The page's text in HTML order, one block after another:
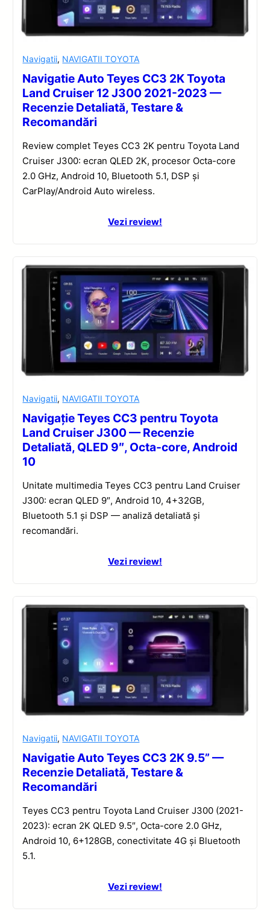
Navigatii, NAVIGATII TOYOTA
Navigatie Auto Teyes CC3 2K Toyota
Land Cruiser 12 J300 2021-2023 —
Recenzie Detaliată, Testare &
Recomandări
Review complet Teyes CC3 2K pentru Toyota Land
Cruiser J300: ecran QLED 2K, procesor Octa-core
2.0 GHz, Android 10, Bluetooth 5.1, DSP și
CarPlay/Android Auto wireless.
Vezi review!
Navigatii, NAVIGATII TOYOTA
Navigație Teyes CC3 pentru Toyota
Land Cruiser J300 — Recenzie
Detaliată, QLED 9″, Octa-core, Android
10
Unitate multimedia Teyes CC3 pentru Land Cruiser
J300: ecran QLED 9″, Android 10, 4+32GB,
Bluetooth 5.1 și DSP — analiză detaliată și
recomandări.
Vezi review!
Navigatii, NAVIGATII TOYOTA
Navigatie Auto Teyes CC3 2K 9.5” —
Recenzie Detaliată, Testare &
Recomandări
Teyes CC3 pentru Toyota Land Cruiser J300 (2021-
2023): ecran 2K QLED 9.5″, Octa-core 2.0 GHz,
Android 10, 6+128GB, conectivitate 4G și Bluetooth
5.1.
Vezi review!